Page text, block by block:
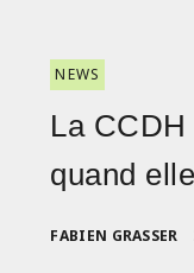
NEWS
La
quand
FABIEN GRASSER